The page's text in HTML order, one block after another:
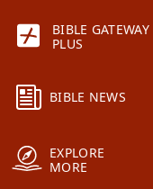
BIBLE GATEWAY
PLUS
BIBLE NEWS
EXPLORE
MORE